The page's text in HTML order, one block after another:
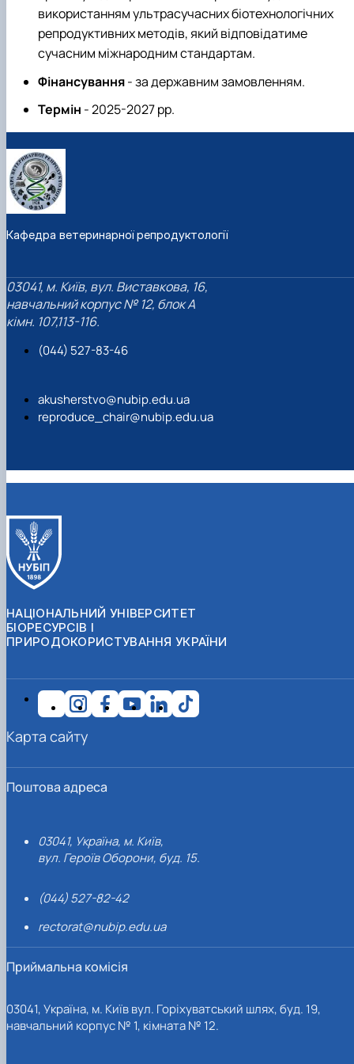
використанням ультрасучасних біотехнологічних
репродуктивних методів, який відповідатиме
сучасним міжнародним стандартам.
Фінансування- за державним замовленням.
Термін - 2025-2027 рр.
Кафедра ветеринарної репродуктології
03041, м. Київ, вул. Виставкова, 16,
навчальний корпус № 12, блок А
кімн. 107,113-116.
(044) 527-83-46
akusherstvo@nubip.edu.ua
reproduce_chair@nubip.edu.ua
НАЦІОНАЛЬНИЙ УНІВЕРСИТЕТ
БІОРЕСУРСІВ І
ПРИРОДОКОРИСТУВАННЯ УКРАЇНИ
Поштова адреса
03041, Україна, м. Київ,
вул. Героїв Оборони, буд. 15.
(044) 527-82-42
rectorat@nubip.edu.ua
Приймальна комісія
03041, Україна, м. Київ вул. Горіхуватський шлях, буд. 19,
навчальний корпус № 1, кімната № 12.
Карта сайту